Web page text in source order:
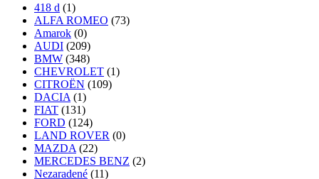
418 d (1)
ALFA ROMEO (73)
Amarok (0)
AUDI (209)
BMW (348)
CHEVROLET (1)
CITROËN (109)
DACIA (1)
FIAT (131)
FORD (124)
LAND ROVER (0)
MAZDA (22)
MERCEDES BENZ (2)
Nezaradené (11)